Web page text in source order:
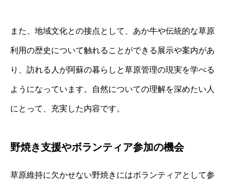
また、地域文化との接点として、あか牛や伝統的な草原
利用の歴史について触れることができる展示や案内があ
り、訪れる人が阿蘇の暮らしと草原管理の現実を学べる
ようになっています。自然についての理解を深めたい人
にとって、充実した内容です。
野焼き支援やボランティア参加の機会
草原維持に欠かせない野焼きにはボランティアとして参